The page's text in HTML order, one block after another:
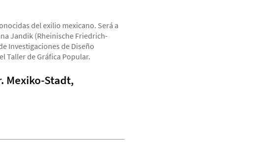
del exilio mexicano. Será a
Jandik (Rheinische Friedrich-
Investigaciones de Diseño
Taller de Gráfica Popular.
Mexiko-Stadt,